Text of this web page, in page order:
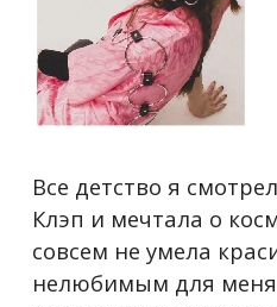
Все детство я
Клэп и мечтала о
совсем не умела
нелюбимым для меня